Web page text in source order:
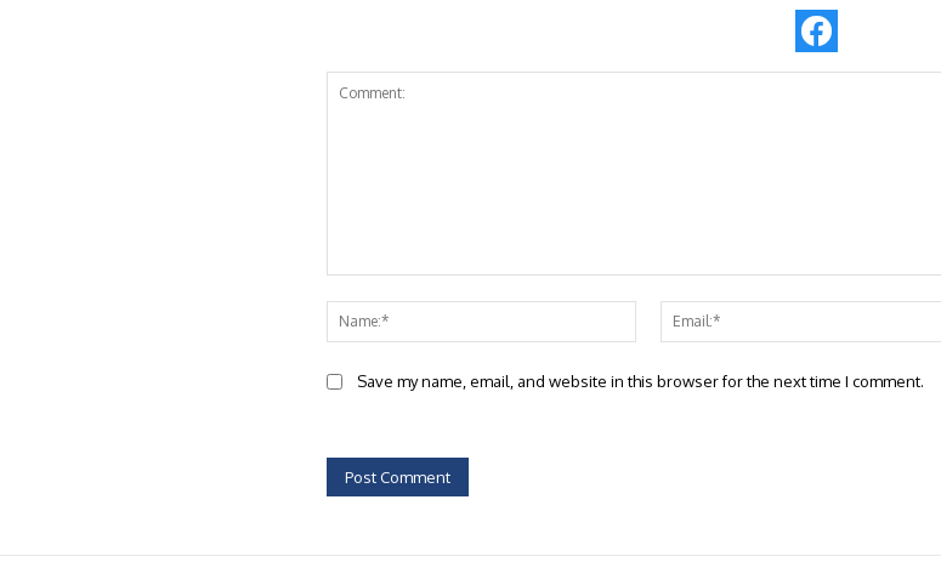
Name:*
Save my name, email, and website in this browser for the next time I comment.